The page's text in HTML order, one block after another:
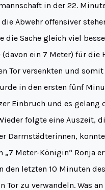
in der 22.
Abwehr offensiver
Sache gleich viel
ein 7 Meter) für die
Tor versenkten und
in den ersten fünf
Einbruch und es gelang
folgte eine Auszeit,
Darmstädterinnen,
Meter-Königin“ Ronja
den letzten 10 Minuten
zu verwandeln. Was an